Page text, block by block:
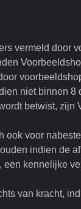
vermeld door
niet binnen 8
betwist, zijn
ook voor
indien de
kennelijke
van kracht,